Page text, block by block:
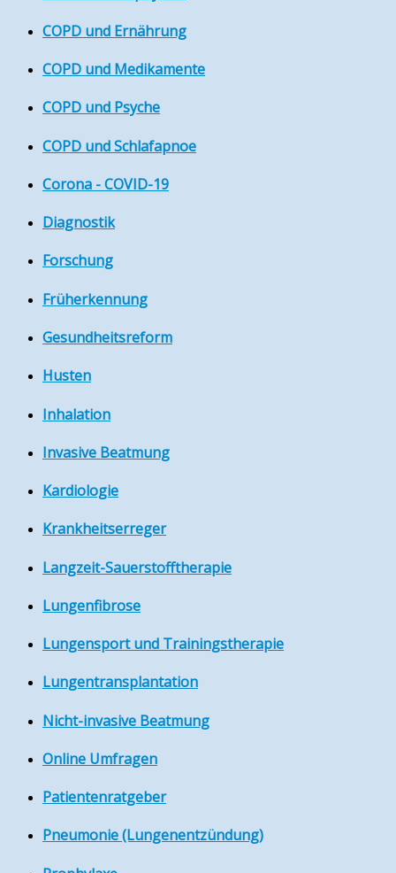
COPD und Ernährung
COPD und Medikamente
COPD und Psyche
COPD und Schlafapnoe
Corona - COVID-19
Diagnostik
Forschung
Früherkennung
Gesundheitsreform
Husten
Inhalation
Invasive Beatmung
Kardiologie
Krankheitserreger
Langzeit-Sauerstofftherapie
Lungenfibrose
Lungensport und Trainingstherapie
Lungentransplantation
Nicht-invasive Beatmung
Online Umfragen
Patientenratgeber
Pneumonie (Lungenentzündung)